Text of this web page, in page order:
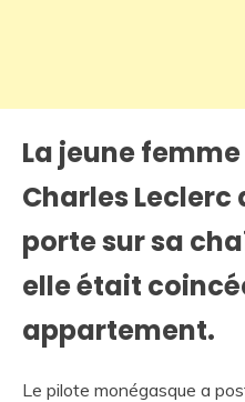
La jeune
Charles Leclerc
porte sur sa
elle était
appartement.
Le pilote monégasque a